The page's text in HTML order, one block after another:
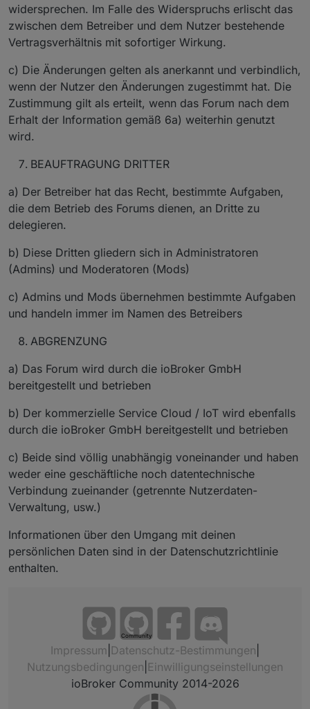
widersprechen. Im Falle des Widerspruchs erlischt das
zwischen dem Betreiber und dem Nutzer bestehende
Vertragsverhältnis mit sofortiger Wirkung.
c) Die Änderungen gelten als anerkannt und verbindlich,
wenn der Nutzer den Änderungen zugestimmt hat. Die
Zustimmung gilt als erteilt, wenn das Forum nach dem
Erhalt der Information gemäß 6a) weiterhin genutzt
wird.
BEAUFTRAGUNG DRITTER
a) Der Betreiber hat das Recht, bestimmte Aufgaben,
die dem Betrieb des Forums dienen, an Dritte zu
delegieren.
b) Diese Dritten gliedern sich in Administratoren
(Admins) und Moderatoren (Mods)
c) Admins und Mods übernehmen bestimmte Aufgaben
und handeln immer im Namen des Betreibers
ABGRENZUNG
a) Das Forum wird durch die ioBroker GmbH
bereitgestellt und betrieben
b) Der kommerzielle Service Cloud / IoT wird ebenfalls
durch die ioBroker GmbH bereitgestellt und betrieben
c) Beide sind völlig unabhängig voneinander und haben
weder eine geschäftliche noch datentechnische
Verbindung zueinander (getrennte Nutzerdaten-
Verwaltung, usw.)
Informationen über den Umgang mit deinen
persönlichen Daten sind in der Datenschutzrichtlinie
enthalten.
Community
Impressum Datenschutz-Bestimmungen
Nutzungsbedingungen Einwilligungseinstellungen
ioBroker Community 2014-2026